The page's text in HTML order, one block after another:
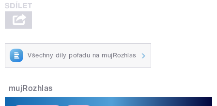
Všechny díly pořadu na mujRozhlas
mujRozhlas